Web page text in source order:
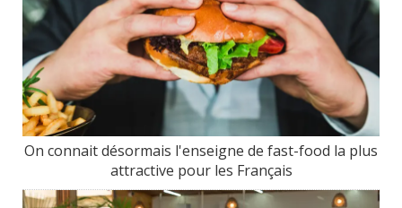
On connait désormais l'enseigne de fast-food la plus
attractive pour les Français